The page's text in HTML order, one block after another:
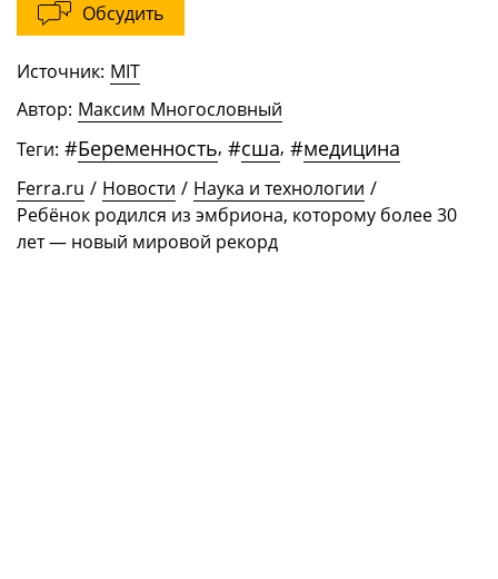
Обсудить
Источник: MIT
Автор: Максим Многословный
Теги: #Беременность, #сша, #медицина
Ferra.ru / Новости / Наука и технологии /
Ребёнок родился из эмбриона, которому более 30
лет — новый мировой рекорд